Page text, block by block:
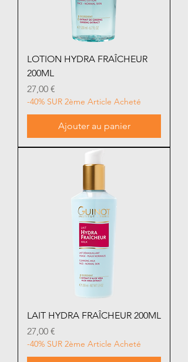
LOTION HYDRA FRAÎCHEUR
200ML
Prix
27,00 €
-40% SUR 2ème Article Acheté
Ajouter au panier
LAIT HYDRA FRAÎCHEUR 200ML
Prix
27,00 €
-40% SUR 2ème Article Acheté